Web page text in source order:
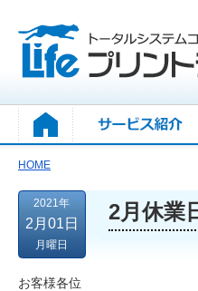
HOME
2021年
2月01日
月曜日
2月休業
お客様各位